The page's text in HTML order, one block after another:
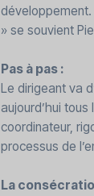
» se souvient
Pas à pas :
Le dirigeant va
aujourd’hui
coordinateur,
processus de
La